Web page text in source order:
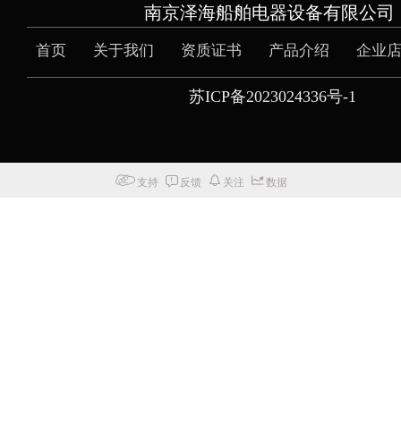
首页 关于我们 资质证书 产品介绍 企业
南京泽海船舶电器设备有限公司
苏ICP备2023024336号-1
支持 反馈 关注 数据